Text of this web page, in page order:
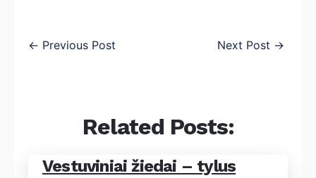
← Previous Post Next Post →
Related Posts:
Vestuviniai žiedai – tylus